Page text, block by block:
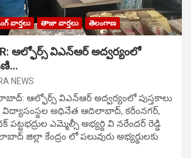
వార్తలు తాజా వార్తలు తెలంగాణ
ఆల్ఫోర్స్ విఎన్ఆర్ అద్వర్యంలో
NEWS
ఆల్ఫోర్స్ విఎన్ఆర్ అద్వర్యంలో పుస్తకాలు
విద్యాసంస్థల అధినేత ఆదిలాబాద్, కరీంనగర్,
ఎమ్మెల్సీ అభ్యర్థి వి నరేందర్ రెడ్డి
జిల్లా కేంద్రం లో పలువురు అభ్యర్థులకు